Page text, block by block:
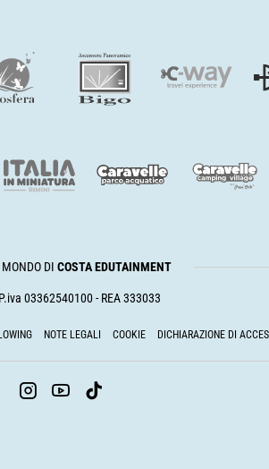
DI COSTA EDUTAINMENT
03362540100 - REA 333033
NOTE LEGALI COOKIE DICHIARAZIONE DI